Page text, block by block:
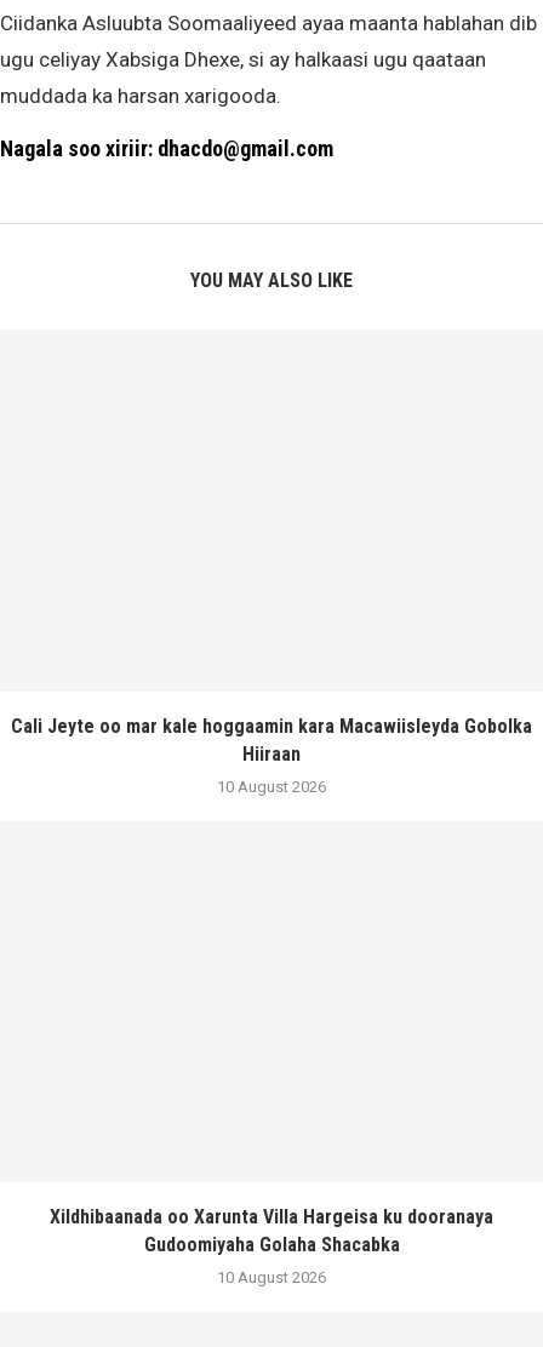
Ciidanka Asluubta Soomaaliyeed ayaa maanta hablahan dib
ugu celiyay Xabsiga Dhexe, si ay halkaasi ugu qaataan
muddada ka harsan xarigooda.
Nagala soo xiriir: dhacdo@gmail.com
YOU MAY ALSO LIKE
Cali Jeyte oo mar kale hoggaamin kara Macawiisleyda Gobolka
Hiiraan
10 August 2026
Xildhibaanada oo Xarunta Villa Hargeisa ku dooranaya
Gudoomiyaha Golaha Shacabka
10 August 2026